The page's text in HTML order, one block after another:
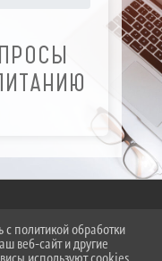
политикой обработки
веб-сайт и другие